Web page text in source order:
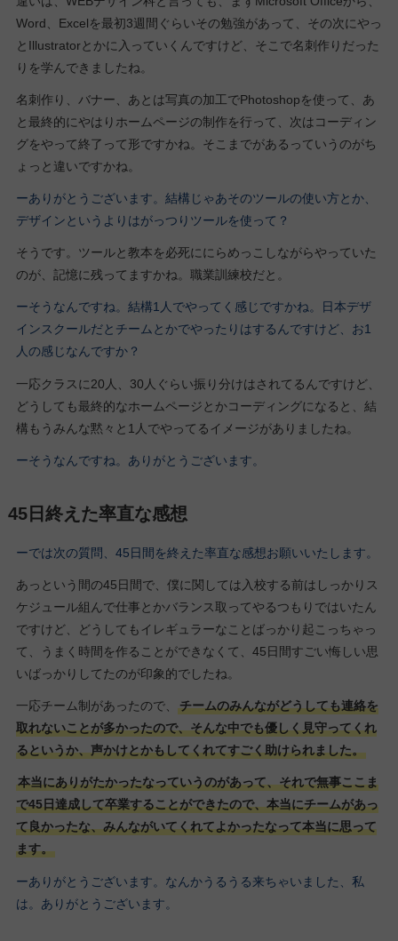
Word、Excelを最初3週間ぐらいその勉強があって、その次にやっ
とIllustratorとかに入っていくんですけど、そこで名刺作りだった
りを学んできましたね。
名刺作り、バナー、あとは写真の加工でPhotoshopを使って、あ
と最終的にやはりホームページの制作を行って、次はコーディン
グをやって終了って形ですかね。そこまでがあるっていうのがち
ょっと違いですかね。
ーありがとうございます。結構じゃあそのツールの使い方とか、
デザインというよりはがっつりツールを使って？
そうです。ツールと教本を必死ににらめっこしながらやっていた
のが、記憶に残ってますかね。職業訓練校だと。
ーそうなんですね。結構1人でやってく感じですかね。日本デザ
インスクールだとチームとかでやったりはするんですけど、お1
人の感じなんですか？
一応クラスに20人、30人ぐらい振り分けはされてるんですけど、
どうしても最終的なホームページとかコーディングになると、結
構もうみんな黙々と1人でやってるイメージがありましたね。
ーそうなんですね。ありがとうございます。
45日終えた率直な感想
ーでは次の質問、45日間を終えた率直な感想お願いいたします。
あっという間の45日間で、僕に関しては入校する前はしっかりス
ケジュール組んで仕事とかバランス取ってやるつもりではいたん
ですけど、どうしてもイレギュラーなことばっかり起こっちゃっ
て、うまく時間を作ることができなくて、45日間すごい悔しい思
いばっかりしてたのが印象的でしたね。
一応チーム制があったので、
チームのみんながどうしても連絡を
取れないことが多かったので、そんな中でも優しく見守ってくれ
るというか、声かけとかもしてくれてすごく助けられました。
本当にありがたかったなっていうのがあって、それで無事ここま
で45日達成して卒業することができたので、本当にチームがあっ
て良かったな、みんながいてくれてよかったなって本当に思って
ます。
ーありがとうございます。なんかうるうる来ちゃいました、私
は。ありがとうございます。